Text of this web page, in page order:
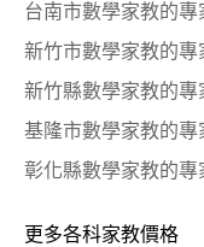
台南市數學家教的專
新竹市數學家教的專
新竹縣數學家教的專
基隆市數學家教的專
彰化縣數學家教的專
更多各科家教價格